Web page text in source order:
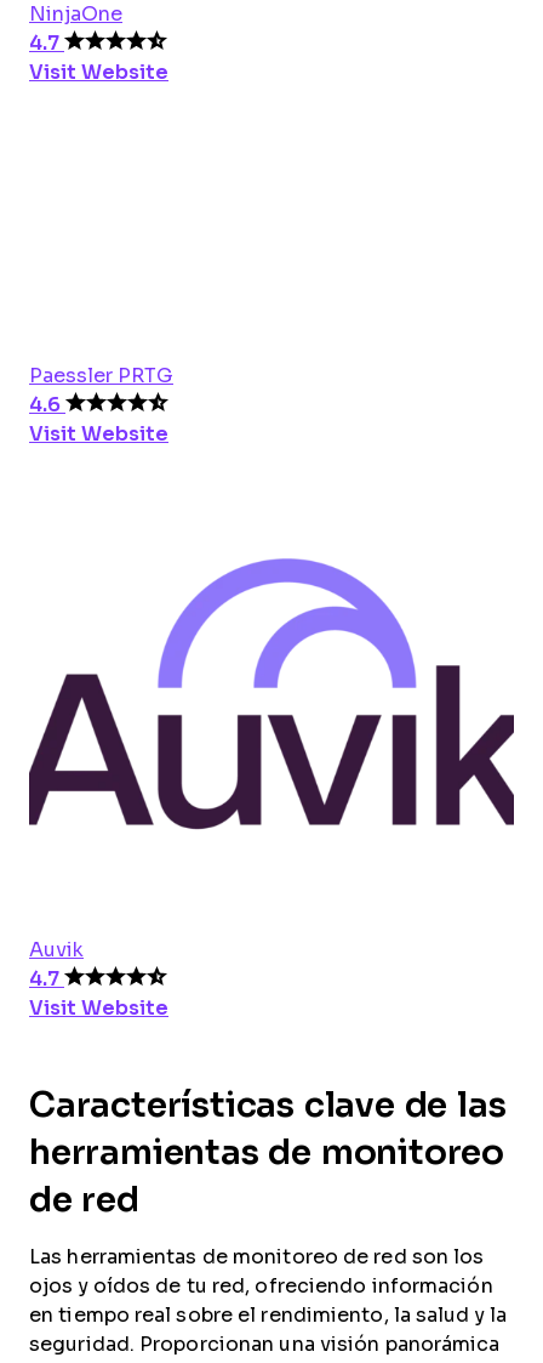
NinjaOne
4.7
Visit Website
Paessler PRTG
4.6
Visit Website
Auvik
4.7
Visit Website
Características clave de las
herramientas de monitoreo
de red
Las herramientas de monitoreo de red son los
ojos y oídos de tu red, ofreciendo información
en tiempo real sobre el rendimiento, la salud y la
seguridad. Proporcionan una visión panorámica